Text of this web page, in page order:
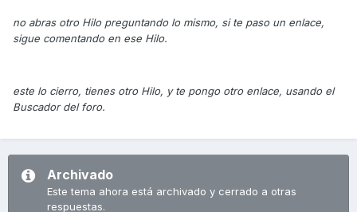
no abras otro Hilo preguntando lo mismo, si te paso un enlace,
sigue comentando en ese Hilo.
este lo cierro, tienes otro Hilo, y te pongo otro enlace, usando el
Buscador del foro.
Archivado
Este tema ahora está archivado y cerrado a otras
respuestas.